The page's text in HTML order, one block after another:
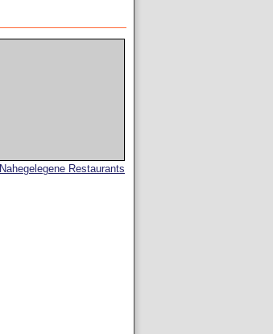
Nahegelegene Restaurants